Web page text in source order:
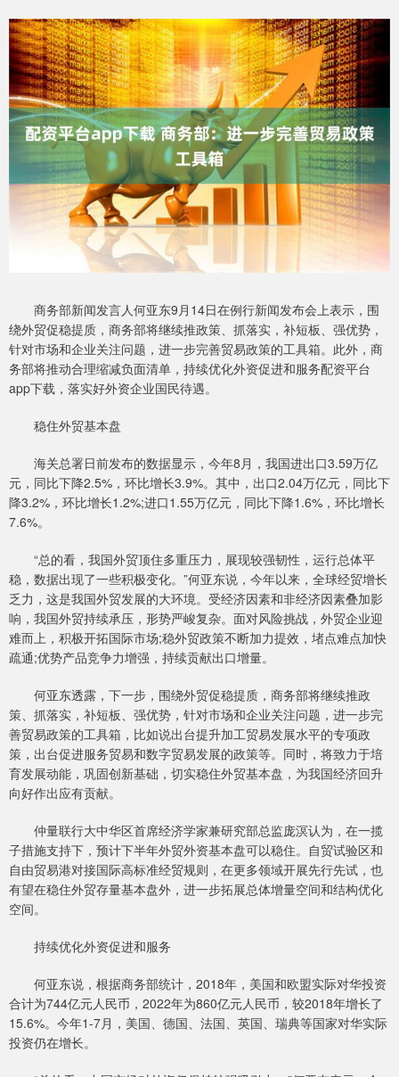
商务部新闻发言人何亚东9月14日在例行新闻发布会上表示，围
绕外贸促稳提质，商务部将继续推政策、抓落实，补短板、强优势，
针对市场和企业关注问题，进一步完善贸易政策的工具箱。此外，商
务部将推动合理缩减负面清单，持续优化外资促进和服务配资平台
app下载，落实好外资企业国民待遇。
稳住外贸基本盘
海关总署日前发布的数据显示，今年8月，我国进出口3.59万亿
元，同比下降2.5%，环比增长3.9%。其中，出口2.04万亿元，同比下
降3.2%，环比增长1.2%;进口1.55万亿元，同比下降1.6%，环比增长
7.6%。
“总的看，我国外贸顶住多重压力，展现较强韧性，运行总体平
稳，数据出现了一些积极变化。”何亚东说，今年以来，全球经贸增长
乏力，这是我国外贸发展的大环境。受经济因素和非经济因素叠加影
响，我国外贸持续承压，形势严峻复杂。面对风险挑战，外贸企业迎
难而上，积极开拓国际市场;稳外贸政策不断加力提效，堵点难点加快
疏通;优势产品竞争力增强，持续贡献出口增量。
何亚东透露，下一步，围绕外贸促稳提质，商务部将继续推政
策、抓落实，补短板、强优势，针对市场和企业关注问题，进一步完
善贸易政策的工具箱，比如说出台提升加工贸易发展水平的专项政
策，出台促进服务贸易和数字贸易发展的政策等。同时，将致力于培
育发展动能，巩固创新基础，切实稳住外贸基本盘，为我国经济回升
向好作出应有贡献。
仲量联行大中华区首席经济学家兼研究部总监庞溟认为，在一揽
子措施支持下，预计下半年外贸外资基本盘可以稳住。自贸试验区和
自由贸易港对接国际高标准经贸规则，在更多领域开展先行先试，也
有望在稳住外贸存量基本盘外，进一步拓展总体增量空间和结构优化
空间。
持续优化外资促进和服务
何亚东说，根据商务部统计，2018年，美国和欧盟实际对华投资
合计为744亿元人民币，2022年为860亿元人民币，较2018年增长了
15.6%。今年1-7月，美国、德国、法国、英国、瑞典等国家对华实际
投资仍在增长。